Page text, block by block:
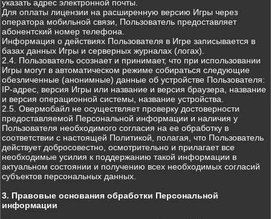
указать адрес электронной почты.
Для оплаты лицензии на расширенную версию Игры через
оператора мобильной связи, Пользователь предоставляет
абонентский номер телефона.
Информация о действиях Пользователя в Игре записывается в
базах данных Игры и серверных журналах (логах).
2.4. Пользователь осознает и принимает, что при использовании
Игры могут в автоматическом режиме собираться следующие
обезличенные (анонимные) данные об устройстве Пользователя:
IP-адрес, версия Игры или название и версия браузера, название
и версия операционной системы, название устройства.
2.5. Овермобайл не осуществляет проверку достоверности
предоставляемой Персональной информации и наличия у
Пользователя необходимого согласия на ее обработку в
соответствии с настоящей Политикой, полагая, что Пользователь
действует добросовестно, осмотрительно и прилагает все
необходимые усилия к поддержанию такой информации в
актуальном состоянии и получению всех необходимых согласий
субъектов персональных данных.
3. Правовые основания обработки Персональной
информации